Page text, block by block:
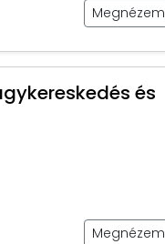
Megnézem
és
Megnézem